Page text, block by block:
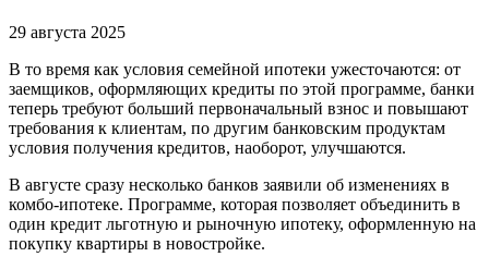
29 августа 2025
В то время как условия семейной ипотеки ужесточаются: от
заемщиков, оформляющих кредиты по этой программе, банки
теперь требуют больший первоначальный взнос и повышают
требования к клиентам, по другим банковским продуктам
условия получения кредитов, наоборот, улучшаются.
В августе сразу несколько банков заявили об изменениях в
комбо-ипотеке. Программе, которая позволяет объединить в
один кредит льготную и рыночную ипотеку, оформленную на
покупку квартиры в новостройке.